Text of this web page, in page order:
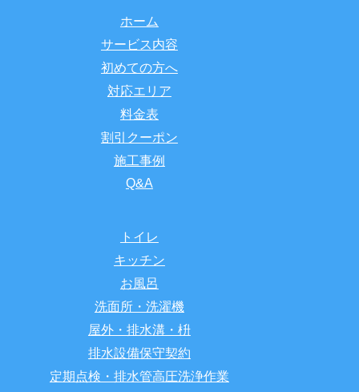
ホーム
サービス内容
初めての方へ
対応エリア
料金表
割引クーポン
施工事例
Q&A
トイレ
キッチン
お風呂
洗面所・洗濯機
屋外・排水溝・枡
排水設備保守契約
定期点検・排水管高圧洗浄作業